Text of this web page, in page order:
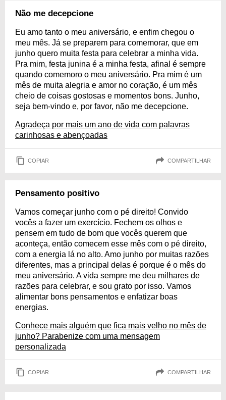
Não me decepcione
Eu amo tanto o meu aniversário, e enfim chegou o
meu mês. Já se preparem para comemorar, que em
junho quero muita festa para celebrar a minha vida.
Pra mim, festa junina é a minha festa, afinal é sempre
quando comemoro o meu aniversário. Pra mim é um
mês de muita alegria e amor no coração, é um mês
cheio de coisas gostosas e momentos bons. Junho,
seja bem-vindo e, por favor, não me decepcione.
Agradeça por mais um ano de vida com palavras
carinhosas e abençoadas
COPIAR COMPARTILHAR
Pensamento positivo
Vamos começar junho com o pé direito! Convido
vocês a fazer um exercício. Fechem os olhos e
pensem em tudo de bom que vocês querem que
aconteça, então comecem esse mês com o pé direito,
com a energia lá no alto. Amo junho por muitas razões
diferentes, mas a principal delas é porque é o mês do
meu aniversário. A vida sempre me deu milhares de
razões para celebrar, e sou grato por isso. Vamos
alimentar bons pensamentos e enfatizar boas
energias.
Conhece mais alguém que fica mais velho no mês de
junho? Parabenize com uma mensagem
personalizada
COPIAR COMPARTILHAR